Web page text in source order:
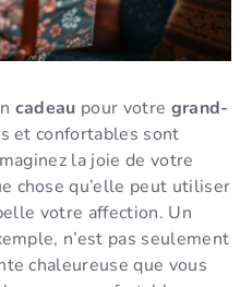
cadeau pour votre grand-
et confortables sont
la joie de votre
chose qu’elle peut utiliser
votre affection. Un
n’est pas seulement
chaleureuse que vous